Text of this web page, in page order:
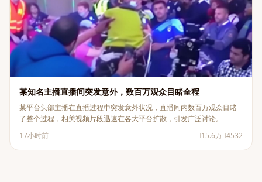
某知名主播直播间突发意外，数百万观众目睹全程
某平台头部主播在直播过程中突发意外状况，直播间内数百万观众目睹
了整个过程，相关视频片段迅速在各大平台扩散，引发广泛讨论。
17小时前
15.6万 4532